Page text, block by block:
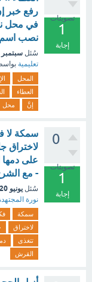
تصويتات
1
إجابة
رفع خبر
في محل
نصب اسم
سُئل سبتمبر 17، 2025
تعليمية
المحل
العطاء
إنَّ
محل
0
تصويتات
1
إجابة
سمكة لا
لاختراق
على
- مع
سُئل يونيو 20
نورة
سمكة
لاختراق
تتغذى
القرش